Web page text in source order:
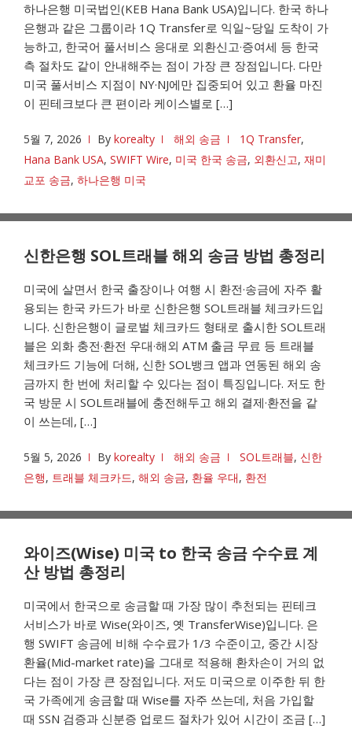
하나은행 미국법인(KEB Hana Bank USA)입니다. 한국 하나
은행과 같은 그룹이라 1Q Transfer로 익일~당일 도착이 가
능하고, 한국어 풀서비스 응대로 외환신고·증여세 등 한국
측 절차도 같이 안내해주는 점이 가장 큰 장점입니다. 다만
미국 풀서비스 지점이 NY·NJ에만 집중되어 있고 환율 마진
이 핀테크보다 큰 편이라 케이스별로 […]
5월 7, 2026 By korealty 해외 송금 1Q Transfer,
Hana Bank USA, SWIFT Wire, 미국 한국 송금, 외환신고, 재미
교포 송금, 하나은행 미국
신한은행 SOL트래블 해외 송금 방법 총정리
미국에 살면서 한국 출장이나 여행 시 환전·송금에 자주 활
용되는 한국 카드가 바로 신한은행 SOL트래블 체크카드입
니다. 신한은행이 글로벌 체크카드 형태로 출시한 SOL트래
블은 외화 충전·환전 우대·해외 ATM 출금 무료 등 트래블
체크카드 기능에 더해, 신한 SOL뱅크 앱과 연동된 해외 송
금까지 한 번에 처리할 수 있다는 점이 특징입니다. 저도 한
국 방문 시 SOL트래블에 충전해두고 해외 결제·환전을 같
이 쓰는데, […]
5월 5, 2026 By korealty 해외 송금 SOL트래블, 신한
은행, 트래블 체크카드, 해외 송금, 환율 우대, 환전
와이즈(Wise) 미국 to 한국 송금 수수료 계
산 방법 총정리
미국에서 한국으로 송금할 때 가장 많이 추천되는 핀테크
서비스가 바로 Wise(와이즈, 옛 TransferWise)입니다. 은
행 SWIFT 송금에 비해 수수료가 1/3 수준이고, 중간 시장
환율(Mid-market rate)을 그대로 적용해 환차손이 거의 없
다는 점이 가장 큰 장점입니다. 저도 미국으로 이주한 뒤 한
국 가족에게 송금할 때 Wise를 자주 쓰는데, 처음 가입할
때 SSN 검증과 신분증 업로드 절차가 있어 시간이 조금 […]